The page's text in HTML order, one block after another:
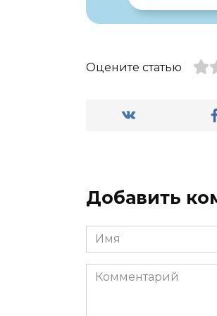
Оцените статью
Добавить
Имя
*
Комментарий